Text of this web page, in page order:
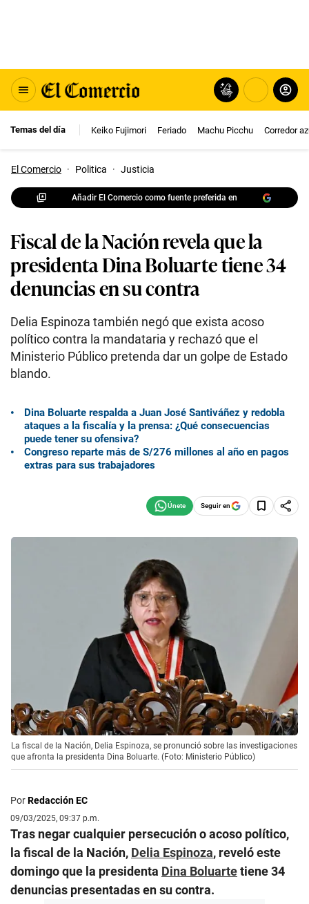
Temas del día Keiko Fujimori Feriado Machu Picchu Corredor
El Comercio · Politica · Justicia
Añadir El Comercio como fuente preferida en
Fiscal de la Nación revela que la
presidenta Dina Boluarte tiene 34
denuncias en su contra
Delia Espinoza también negó que exista acoso
político contra la mandataria y rechazó que el
Ministerio Público pretenda dar un golpe de Estado
blando.
Dina Boluarte respalda a Juan José Santiváñez y redobla
ataques a la fiscalía y la prensa: ¿Qué consecuencias
puede tener su ofensiva?
Congreso reparte más de S/276 millones al año en pagos
extras para sus trabajadores
Seguir en
La fiscal de la Nación, Delia Espinoza, se pronunció sobre las investigaciones
que afronta la presidenta Dina Boluarte. (Foto: Ministerio Público)
PorRedacción EC
09/03/2025, 09:37 p.m.
Tras negar cualquier persecución o acoso político,
la fiscal de la Nación, Delia Espinoza, reveló este
domingo que la presidenta Dina Boluartetiene 34
denuncias presentadas en su contra.